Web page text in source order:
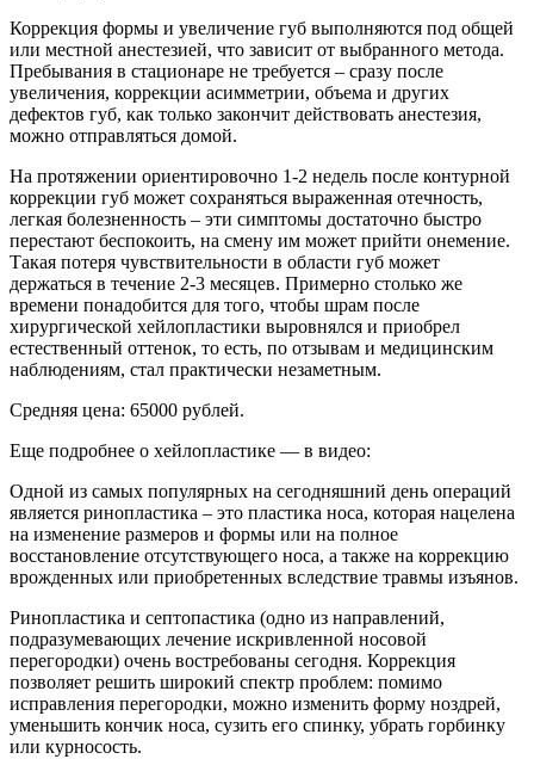
Коррекция формы и увеличение губ выполняются под общей
или местной анестезией, что зависит от выбранного метода.
Пребывания в стационаре не требуется – сразу после
увеличения, коррекции асимметрии, объема и других
дефектов губ, как только закончит действовать анестезия,
можно отправляться домой.
На протяжении ориентировочно 1-2 недель после контурной
коррекции губ может сохраняться выраженная отечность,
легкая болезненность – эти симптомы достаточно быстро
перестают беспокоить, на смену им может прийти онемение.
Такая потеря чувствительности в области губ может
держаться в течение 2-3 месяцев. Примерно столько же
времени понадобится для того, чтобы шрам после
хирургической хейлопластики выровнялся и приобрел
естественный оттенок, то есть, по отзывам и медицинским
наблюдениям, стал практически незаметным.
Средняя цена: 65000 рублей.
Еще подробнее о хейлопластике — в видео:
Одной из самых популярных на сегодняшний день операций
является ринопластика – это пластика носа, которая нацелена
на изменение размеров и формы или на полное
восстановление отсутствующего носа, а также на коррекцию
врожденных или приобретенных вследствие травмы изъянов.
Ринопластика и септопастика (одно из направлений,
подразумевающих лечение искривленной носовой
перегородки) очень востребованы сегодня. Коррекция
позволяет решить широкий спектр проблем: помимо
исправления перегородки, можно изменить форму ноздрей,
уменьшить кончик носа, сузить его спинку, убрать горбинку
или курносость.